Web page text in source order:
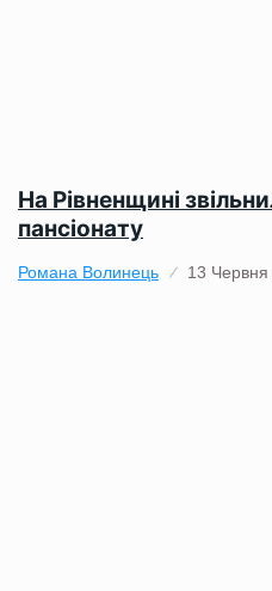
На Рівненщині
пансіонату
Романа Волинець 13 Червня